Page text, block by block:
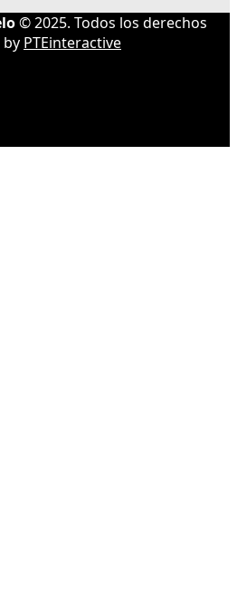
© 2025. Todos los derechos
by PTEinteractive